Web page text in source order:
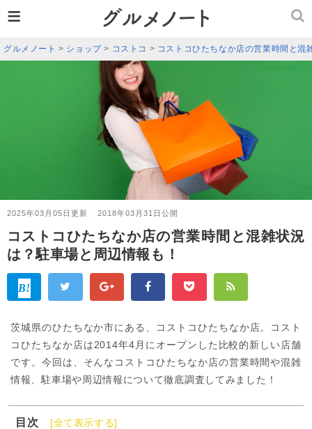
グルメノート > ショップ > コストコ > コストコひたちなか店の営業時間と混
2025年03月05日更新 2018年03月31日公開
コストコひたちなか店の営業時間と混雑状況
は？駐車場と周辺情報も！
茨城県のひたちなか市にある、コストコひたちなか店。コスト
コひたちなか店は2014年4月にオープンした比較的新しい店舗
です。今回は、そんなコストコひたちなか店の営業時間や混雑
情報、駐車場や周辺情報について徹底調査してみました！
目次
[全て表示する]
≡